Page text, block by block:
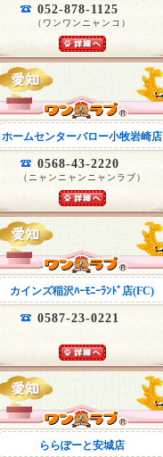
052-878-1125
（ワンワンニャンコ）
ホームセンターバロー小牧岩崎店
0568-43-2220
（ニャンニャンニャンラブ）
カインズ稲沢ﾊｰﾓﾆｰﾗﾝﾄﾞ店(FC)
0587-23-0221
ららぽーと安城店